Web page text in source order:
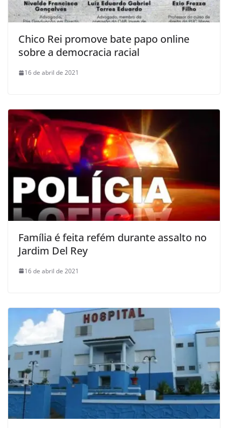
Chico Rei promove bate papo online
sobre a democracia racial
16 de abril de 2021
Família é feita refém durante assalto no
Jardim Del Rey
16 de abril de 2021